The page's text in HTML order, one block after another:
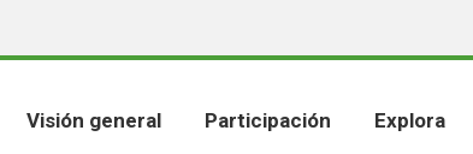
Visión general Participación Explora